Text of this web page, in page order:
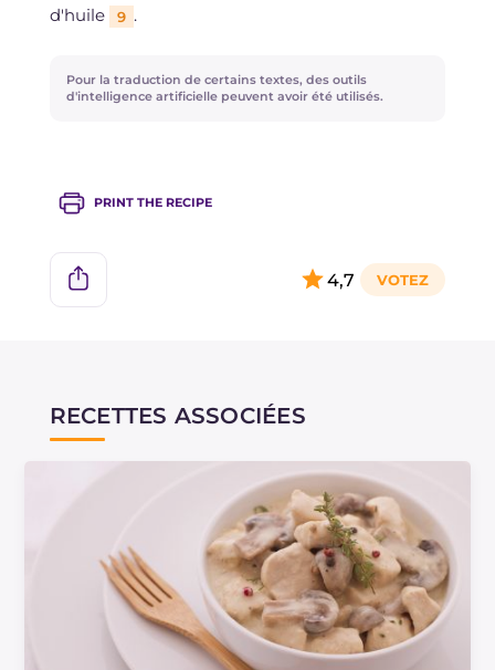
d'huile
9 .
Pour la traduction de certains textes, des outils
d'intelligence artificielle peuvent avoir été utilisés.
PRINT THE RECIPE
4,7
RECETTES ASSOCIÉES